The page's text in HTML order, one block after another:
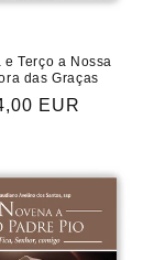
e Terço a Nossa
das Graças
EUR